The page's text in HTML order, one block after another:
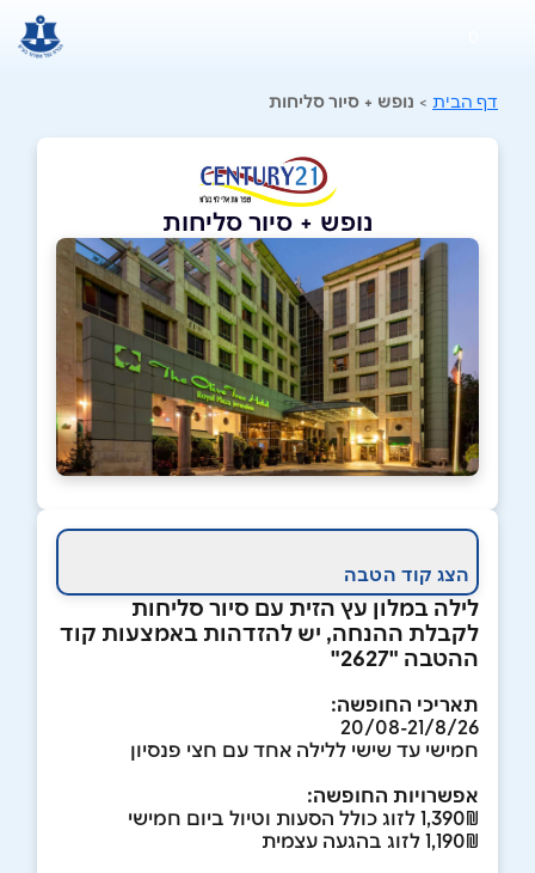
דף הבית > נופש + סיור סליחות
נופש + סיור סליחות
הצג קוד הטבה
לילה במלון עץ הזית עם סיור סליחות
לקבלת ההנחה, יש להזדהות באמצעות קוד
ההטבה "2627"
תאריכי החופשה:
20/08-21/8/26
חמישי עד שישי ללילה אחד עם חצי פנסיון
אפשרויות החופשה:
1,390₪ לזוג כולל הסעות וטיול ביום חמישי
1,190₪ לזוג בהגעה עצמית